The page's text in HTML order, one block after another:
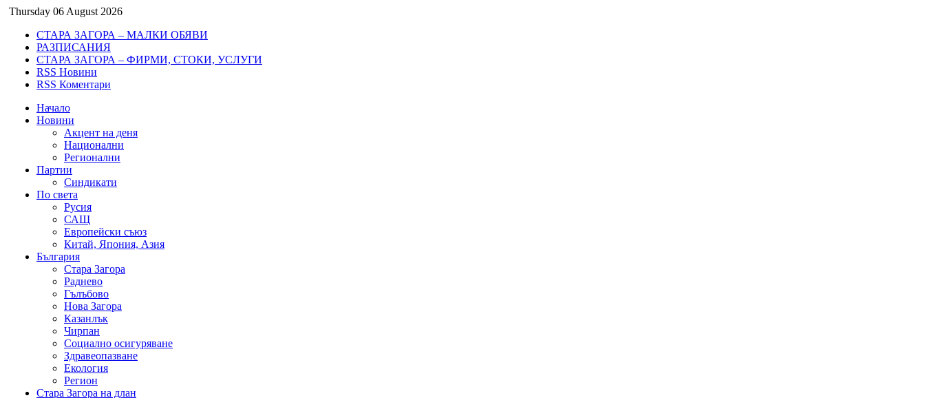
Thursday 06 August 2026
СТАРА ЗАГОРА – МАЛКИ ОБЯВИ
РАЗПИСАНИЯ
СТАРА ЗАГОРА – ФИРМИ, СТОКИ, УСЛУГИ
RSS Новини
RSS Коментари
Начало
Новини
Акцент на деня
Национални
Регионални
Партии
Синдикати
По света
Русия
САЩ
Европейски съюз
Китай, Япония, Азия
България
Стара Загора
Раднево
Гълъбово
Нова Загора
Казанлък
Чирпан
Социално осигуряване
Здравеопазване
Екология
Регион
Стара Загора на длан